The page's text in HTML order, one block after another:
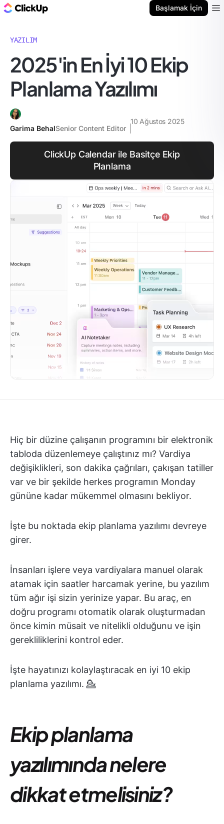
Başlamak İçin
YAZILIM
2025'in En İyi 10 Ekip
Planlama Yazılımı
Garima BehalSenior Content Editor
10 Ağustos 2025
ClickUp Calendar ile Basitçe Ekip
Planlama
Hiç bir düzine çalışanın programını bir elektronik
tabloda düzenlemeye çalıştınız mı? Vardiya
değişiklikleri, son dakika çağrıları, çakışan tatiller
var ve bir şekilde herkes programın Monday
gününe kadar mükemmel olmasını bekliyor.
İşte bu noktada ekip planlama yazılımı devreye
girer.
İnsanları işlere veya vardiyalara manuel olarak
atamak için saatler harcamak yerine, bu yazılım
tüm ağır işi sizin yerinize yapar. Bu araç, en
doğru programı otomatik olarak oluşturmadan
önce kimin müsait ve nitelikli olduğunu ve işin
gerekliliklerini kontrol eder.
İşte hayatınızı kolaylaştıracak en iyi 10 ekip
planlama yazılımı. 💁
Ekip planlama
yazılımında nelere
dikkat etmelisiniz?